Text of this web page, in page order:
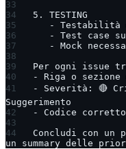
5. TESTING
- Testabilità
- Test case
- Mock
Per ogni issue
- Riga o sezione
- Severità: 🔴
Suggerimento
- Codice
Concludi con un
un summary delle